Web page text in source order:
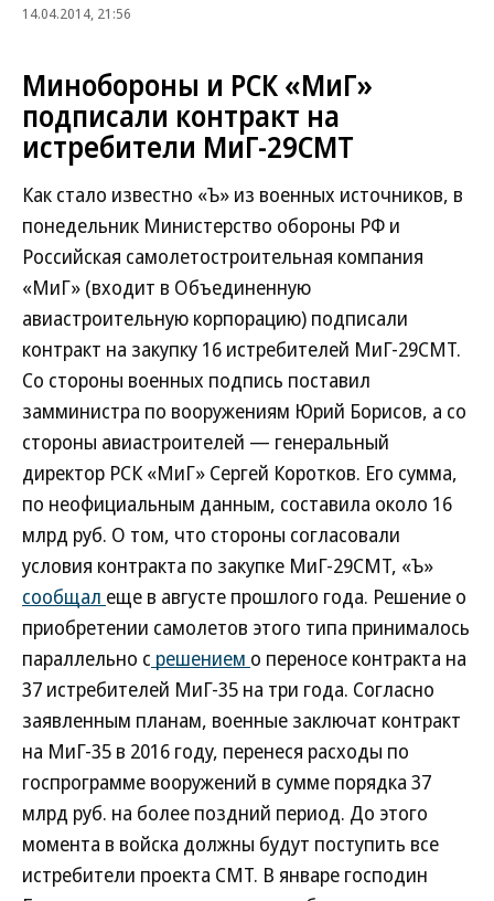
14.04.2014, 21:56
Минобороны и РСК «МиГ»
подписали контракт на
истребители МиГ-29СМТ
Как стало известно «Ъ» из военных источников, в
понедельник Министерство обороны РФ и
Российская самолетостроительная компания
«МиГ» (входит в Объединенную
авиастроительную корпорацию) подписали
контракт на закупку 16 истребителей МиГ-29СМТ.
Со стороны военных подпись поставил
замминистра по вооружениям Юрий Борисов, а со
стороны авиастроителей — генеральный
директор РСК «МиГ» Сергей Коротков. Его сумма,
по неофициальным данным, составила около 16
млрд руб. О том, что стороны согласовали
условия контракта по закупке МиГ-29СМТ, «Ъ»
сообщал еще в августе прошлого года. Решение о
приобретении самолетов этого типа принималось
параллельно с решением о переносе контракта на
37 истребителей МиГ-35 на три года. Согласно
заявленным планам, военные заключат контракт
на МиГ-35 в 2016 году, перенеся расходы по
госпрограмме вооружений в сумме порядка 37
млрд руб. на более поздний период. До этого
момента в войска должны будут поступить все
истребители проекта СМТ. В январе господин